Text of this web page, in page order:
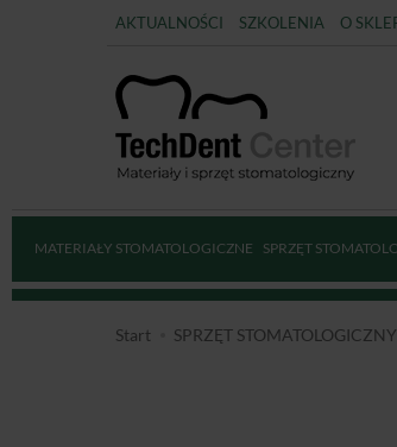
AKTUALNOŚCI SZKOLENIA O
MATERIAŁY STOMATOLOGICZNE SPRZĘT
Start SPRZĘT STOMATOLOGICZNY